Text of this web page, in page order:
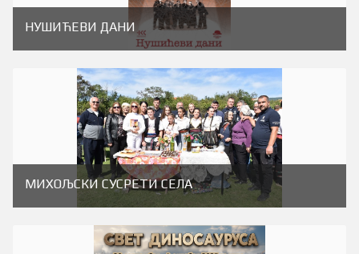
НУШИЋЕВИ ДАНИ
МИХОЉСКИ СУСРЕТИ СЕЛА